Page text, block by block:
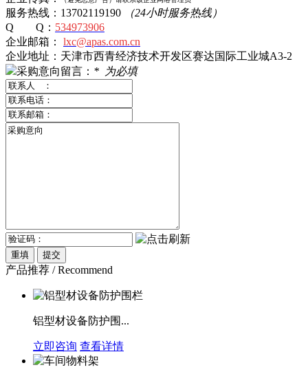
服务热线：13702119190
（24小时服务热线）
Q Q： 534973906
企业邮箱： lxc@apas.com.cn
企业地址：天津市西青经济技术开发区赛达国际工业城A3-2
采购意向留言： * 为必填
产品推荐 / Recommend
铝型材设备防护围...
立即咨询 查看详情